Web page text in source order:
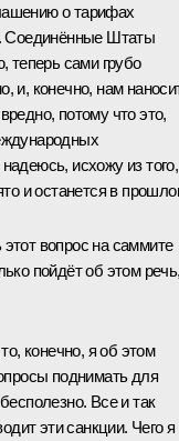
о тарифах
Соединённые Штаты
теперь сами грубо
и, конечно, нам
потому что это,
исхожу из того,
и останется в
вопрос на саммите
пойдёт об этом
конечно, я об этом
поднимать для
Все и так
эти санкции. Чего я